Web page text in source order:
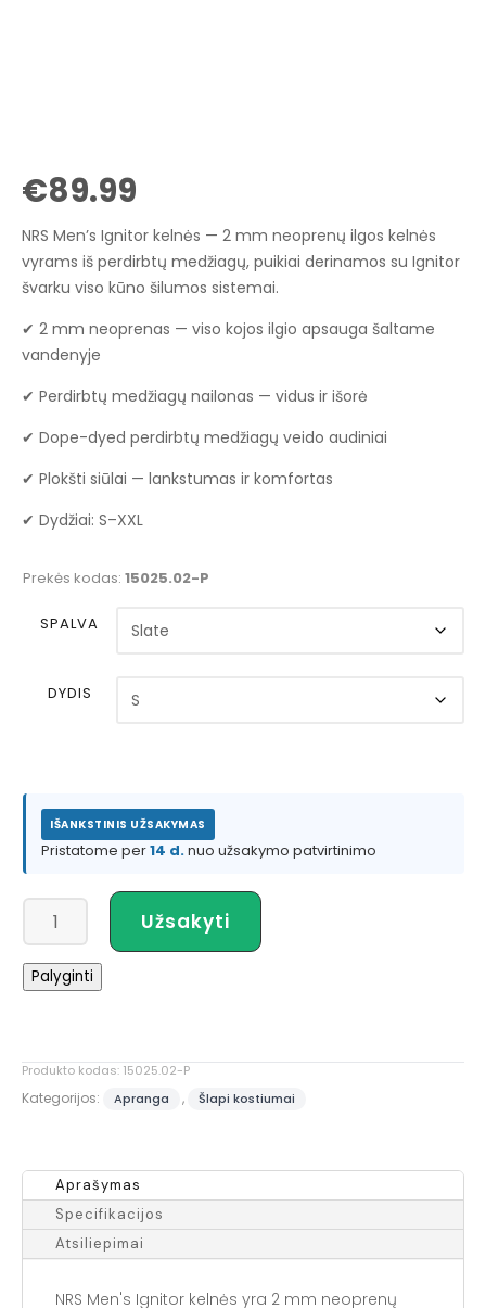
€89.99
NRS Men’s Ignitor kelnės — 2 mm neoprenų ilgos kelnės
vyrams iš perdirbtų medžiagų, puikiai derinamos su Ignitor
švarku viso kūno šilumos sistemai.
✔ 2 mm neoprenas — viso kojos ilgio apsauga šaltame
vandenyje
✔ Perdirbtų medžiagų nailonas — vidus ir išorė
✔ Dope-dyed perdirbtų medžiagų veido audiniai
✔ Plokšti siūlai — lankstumas ir komfortas
✔ Dydžiai: S–XXL
Prekės kodas: 15025.02-P
SPALVA
DYDIS
IŠANKSTINIS UŽSAKYMAS
Pristatome per14 d.nuo užsakymo patvirtinimo
kiekis:
NRS
Men's
Užsakyti
Palyginti
Produkto kodas: 15025.02-P
Kategorijos: Apranga , Šlapi kostiumai
Aprašymas
Specifikacijos
Atsiliepimai
NRS Men's Ignitor kelnės yra 2 mm neoprenų